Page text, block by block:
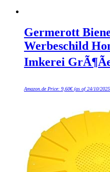
Germerott
Werbeschild
Imkerei
Amazon.de Price: 9,60€(as of 24/10/